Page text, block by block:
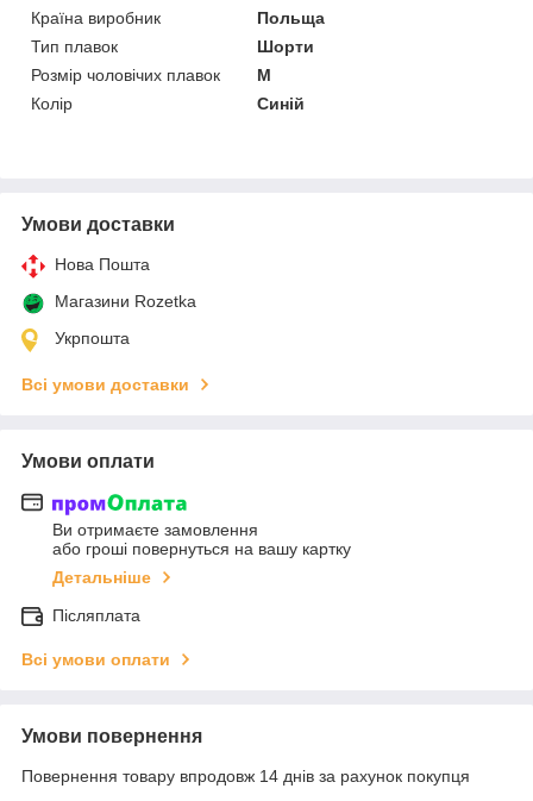
Країна виробник
Польща
Тип плавок
Шорти
Розмір чоловічих плавок
M
Колір
Синій
Умови доставки
Нова Пошта
Магазини Rozetka
Укрпошта
Всі умови доставки
Умови оплати
Ви отримаєте замовлення
або гроші повернуться на вашу картку
Детальніше
Післяплата
Всі умови оплати
Умови повернення
Повернення товару впродовж 14 днів за рахунок покупця